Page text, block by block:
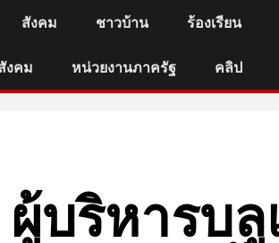
สังคม ชาวบ้าน ร้องเรียน
งคม หน่วยงานภาครัฐ คลิป
ผู้บริหารบ